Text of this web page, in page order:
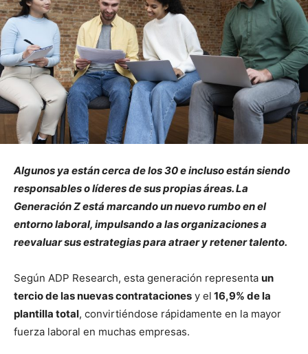
Algunos ya están cerca de los 30 e incluso están siendo
responsables o líderes de sus propias áreas. La
Generación Z está marcando un nuevo rumbo en el
entorno laboral, impulsando a las organizaciones a
reevaluar sus estrategias para atraer y retener talento.
Según ADP Research, esta generación representa un
tercio de las nuevas contrataciones y el 16,9% de la
plantilla total, convirtiéndose rápidamente en la mayor
fuerza laboral en muchas empresas.